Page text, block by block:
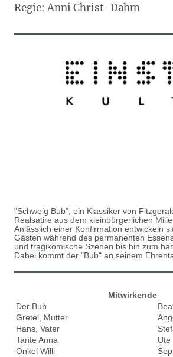
Regie: Anni Christ-Dahm
"Schweig Bub", ein Klassiker von
Realsatire aus dem kleinbürgerlichen
Anlässlich einer Konfirmation entwickeln
Gästen während des permanenten
und tragikomische Szenen bis hin zum
Dabei kommt der "Bub" an seinem
Mitwirkende
Der Bub
Gretel, Mutter
Hans, Vater
Tante Anna
Ute
Onkel Willi